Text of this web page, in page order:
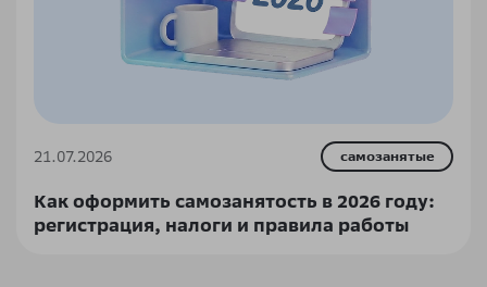
21.07.2026 самозанятые
Как оформить самозанятость в 2026 году:
регистрация, налоги и правила работы